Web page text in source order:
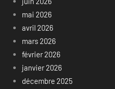
mai 2026
avril 2026
mars 2026
février 2026
janvier 2026
décembre 2025